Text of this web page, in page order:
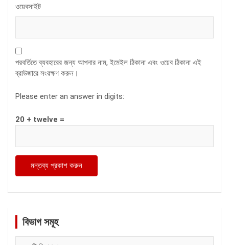
ওয়েবসাইট
পরবর্তিতে ব্যবহারের জন্য আপনার নাম, ইমেইল ঠিকানা এবং ওয়েব ঠিকানা এই
ব্রাউজারে সংরক্ষণ করুন।
Please enter an answer in digits:
20 + twelve =
বিভাগ সমূহ